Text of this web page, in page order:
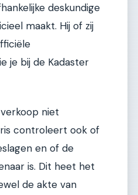
deskundige
maakt. Hij of zij
je bij de Kadaster
niet
controleert ook of
en of de
is. Dit heet het
de akte van